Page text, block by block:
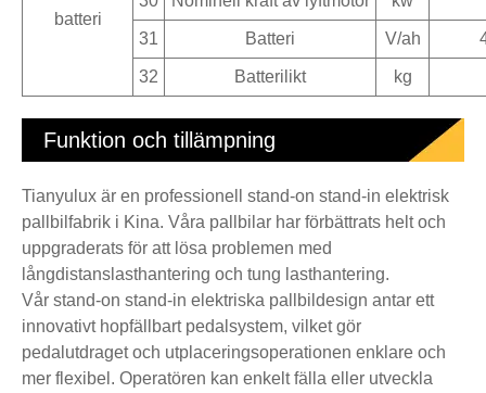
batteri
31 Batteri V/ah
32 Batterilikt kg
Funktion och tillämpning
Tianyulux är en professionell stand-on stand-in elektrisk
pallbilfabrik i Kina. Våra pallbilar har förbättrats helt och
uppgraderats för att lösa problemen med
långdistanslasthantering och tung lasthantering.
Vår stand-on stand-in elektriska pallbildesign antar ett
innovativt hopfällbart pedalsystem, vilket gör
pedalutdraget och utplaceringsoperationen enklare och
mer flexibel. Operatören kan enkelt fälla eller utveckla